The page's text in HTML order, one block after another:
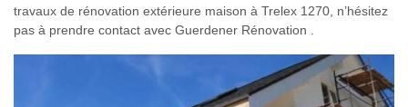
travaux de rénovation extérieure maison à Trelex 1270, n’hésitez
pas à prendre contact avec Guerdener Rénovation .